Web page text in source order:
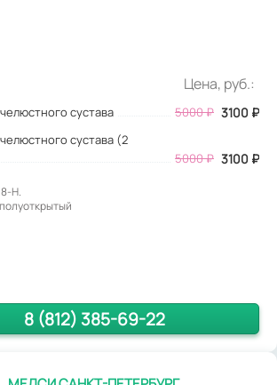
Цена, руб.:
сустава 5000₽ 3100 ₽
сустава (2
5000 ₽ 3100 ₽
Н.
8 (812) 385-69-22